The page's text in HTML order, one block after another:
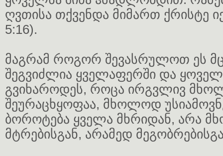
ღვთისა თქვენდა მიმართ ქრისტე
5:16).
მაგრამ როგორ შევასრულოთ ეს
შეგვიძლია ყველაფერში და
გვიხაროდეს, როცა ირგვლივ
შეურაცხყოფაა, მხოლოდ
ბოროტება ყველა მხრიდან, არა
მტრებისგან, არამედ